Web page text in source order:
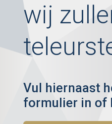
wij
Vul hiernaast
formulier in of